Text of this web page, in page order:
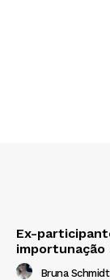
Ex-
Bruna Schmidt